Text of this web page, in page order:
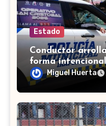
Estado
Conductor
forma
una riña en
Miguel Huerta